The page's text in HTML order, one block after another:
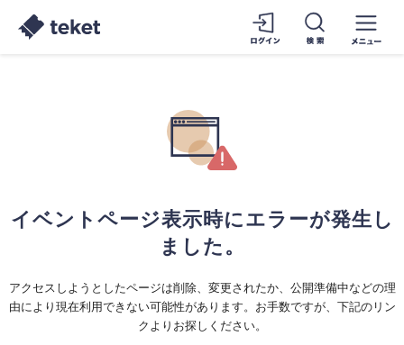
イベントページ表示時にエラーが発生し
ました。
アクセスしようとしたページは削除、変更されたか、公開準備中などの理
由により現在利用できない可能性があります。お手数ですが、下記のリン
クよりお探しください。